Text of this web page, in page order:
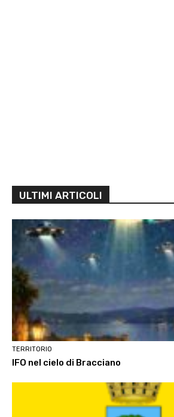
ULTIMI ARTICOLI
TERRITORIO
IFO nel cielo di Bracciano